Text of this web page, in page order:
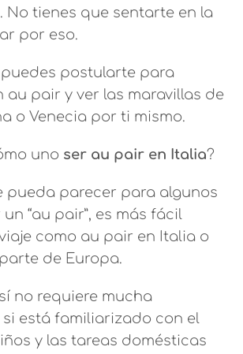
No tienes que sentarte en la
por eso.
puedes postularte para
au pair y ver las maravillas de
o Venecia por ti mismo.
uno ser au pair en Italia?
pueda parecer para algunos
“au pair”, es más fácil
como au pair en Italia o
de Europa.
no requiere mucha
está familiarizado con el
y las tareas domésticas